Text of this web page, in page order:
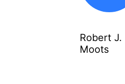
Robert J.
Moots